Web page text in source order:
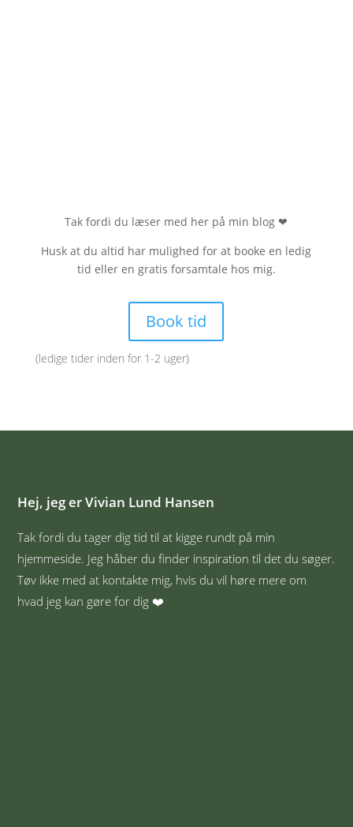
Tak fordi du læser med her på min blog❤
Husk at du altid har mulighed for at booke en ledig
tid eller en gratis forsamtale hos mig.
Book tid
(ledige tider inden for 1-2 uger)
Hej, jeg er Vivian Lund Hansen
Tak fordi du tager dig tid til at kigge rundt på min
hjemmeside. Jeg håber du finder inspiration til det du søger.
Tøv ikke med at kontakte mig, hvis du vil høre mere om
hvad jeg kan gøre for dig ❤️